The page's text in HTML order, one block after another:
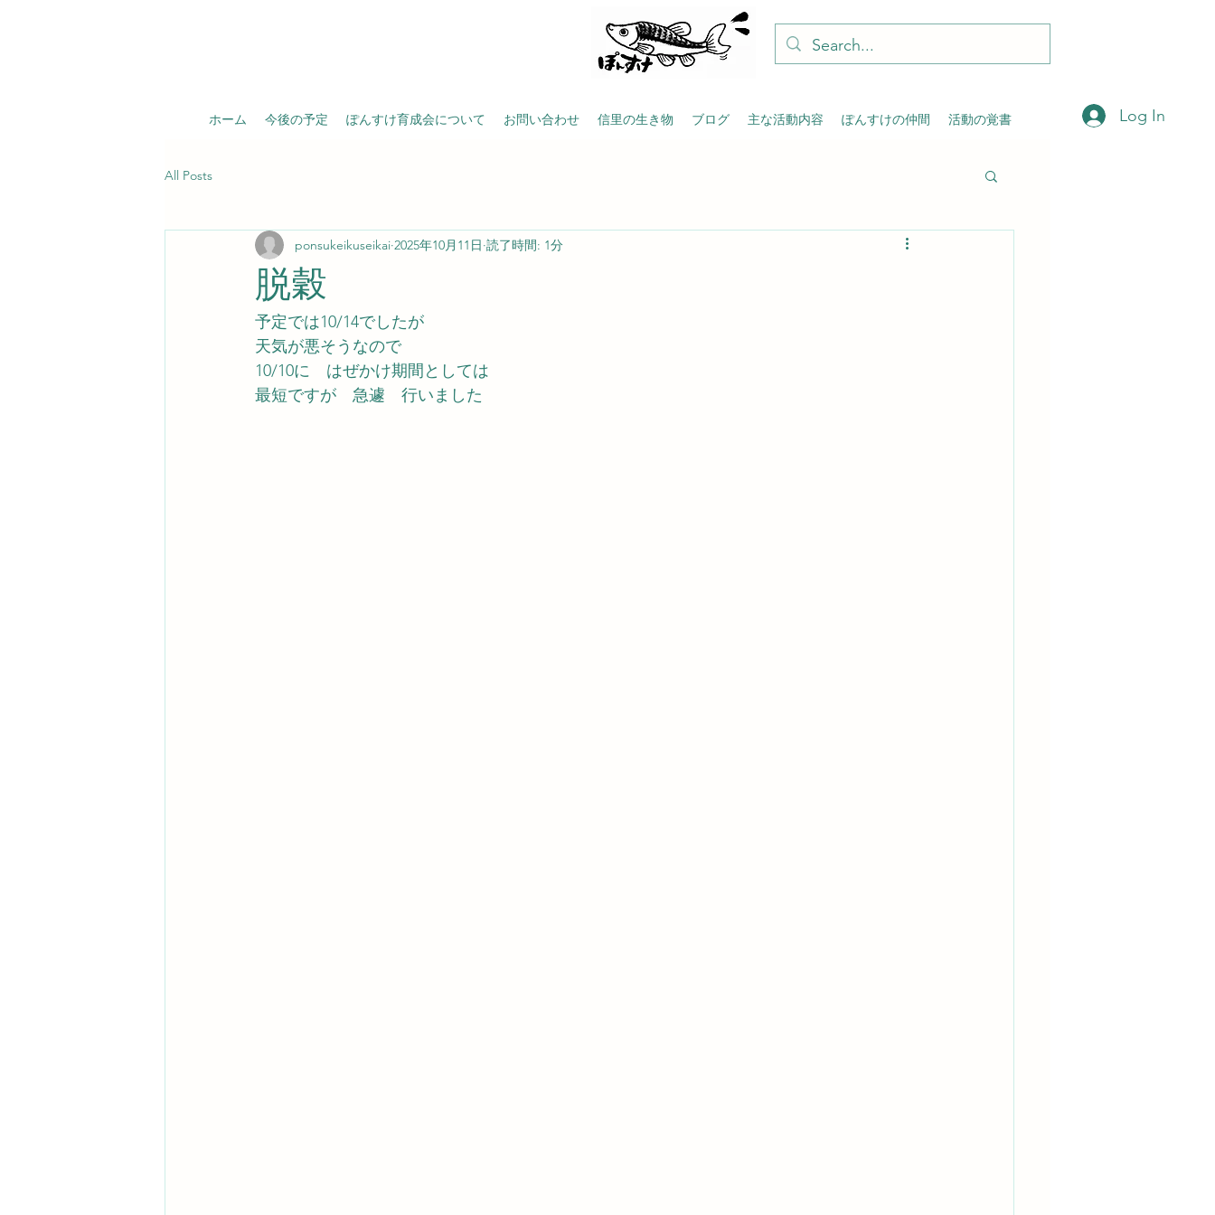
ホーム 今後の予定 ぽんすけ育成会について お問い合わせ 信里の生き物 ブログ 主な活動内容 ぽんすけの仲間 活動の覚書 Log In
All Posts
脱穀
ponsukeikuseikai 2025年10月11日 読了時間: 1分
予定では10/14でしたが
天気が悪そうなので
10/10に　はぜかけ期間としては
最短ですが　急遽　行いました